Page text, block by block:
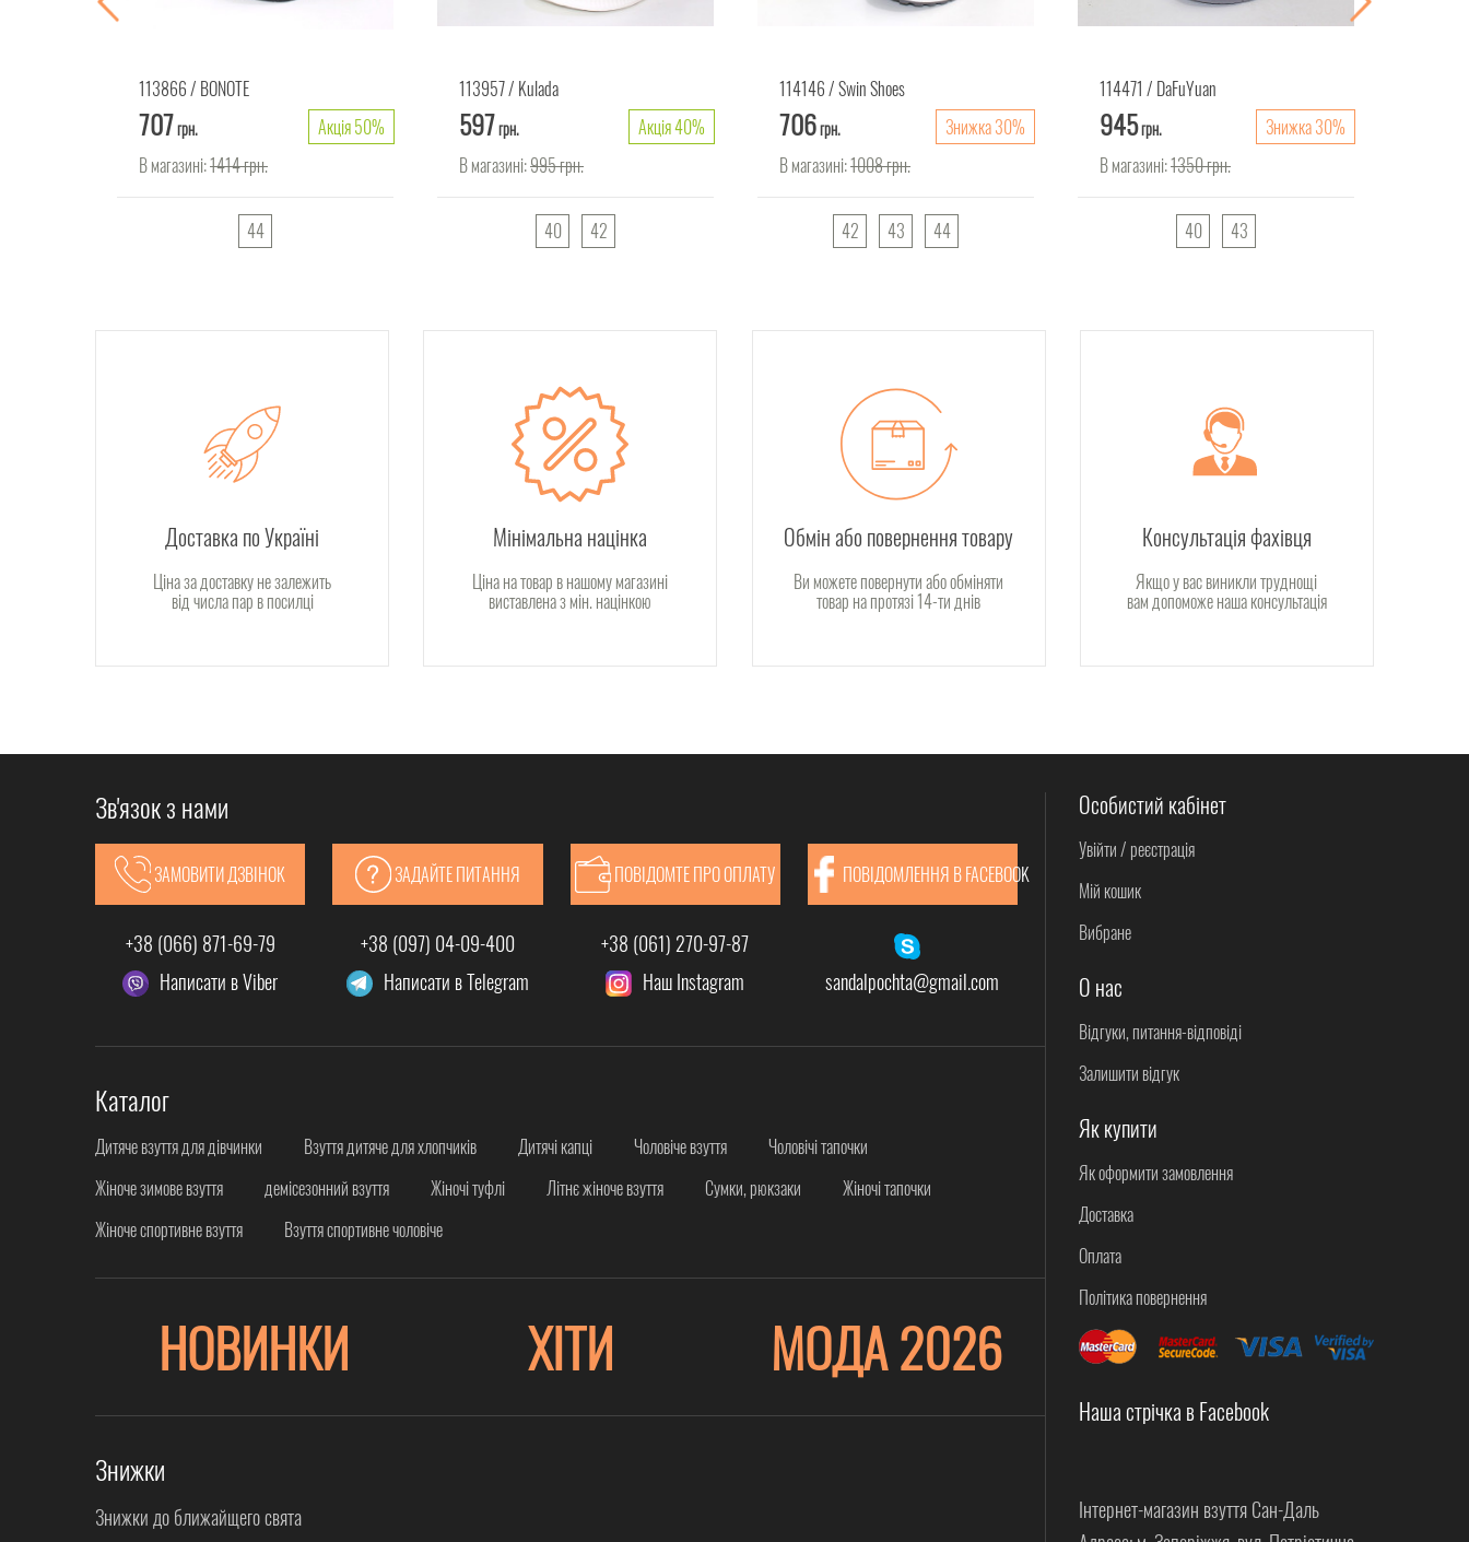
113866 BONOTE
707грн.
Акція 50%
В магазині:1414грн.
44
113957 Kulada
597грн.
Акція 40%
В магазині:995грн.
40 42
114146 Swin Shoes
706грн.
Знижка 30%
В магазині:1008грн.
42 43 44
114471 DaFuYuan
945грн.
Знижка 30%
В магазині:1350грн.
40 43
Доставка по Україні
Ціна за доставку не залежить
від числа пар в посилці
Мінімальна націнка
Ціна на товар в нашому магазині
виставлена з мін. націнкою
Обмін або повернення товару
Ви можете повернути або обміняти
товар на протязі 14-ти днів
Консультація фахівця
Якщо у вас виникли труднощі
вам допоможе наша консультація
Зв'язок з нами
ЗАМОВИТИ ДЗВІНОК ЗАДАЙТЕ ПИТАННЯ ПОВІДОМТЕ ПРО ОПЛАТУ ПОВІДОМЛЕННЯ В FACEBOOK
+38 (066) 871-69-79 +38 (097) 04-09-400
+38 (061) 270-97-87
Написати в Viber
Написати в Telegram Наш Instagram sandalpochta@gmail.com
Каталог
Дитяче взуття для дівчинки Взуття дитяче для хлопчиків Дитячі капці Чоловіче взуття
Чоловічі тапочки
Жіноче зимове взуття
демісезонний взуття Жіночі туфлі Літнє жіноче взуття Сумки, рюкзаки
Жіночі тапочки
Жіноче спортивне взуття
Взуття спортивне чоловіче
НОВИНКИ ХІТИ МОДА 2026
Знижки
Знижки до ближайщего свята
Особистий кабінет
Увійти / реєстрація
Мій кошик
Вибране
О нас
Відгуки, питання-відповіді
Залишити відгук
Як купити
Як оформити замовлення
Доставка
Оплата
Політика повернення
Наша стрічка в Facebook
Інтернет-магазин взуття Сан-Даль